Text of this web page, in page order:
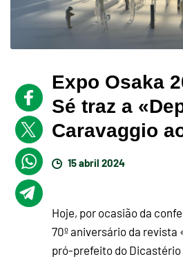
Expo Osaka
Sé traz a
Caravaggio
15 abril 2024
Hoje, por ocasião da
70º aniversário da revista
pró-prefeito do